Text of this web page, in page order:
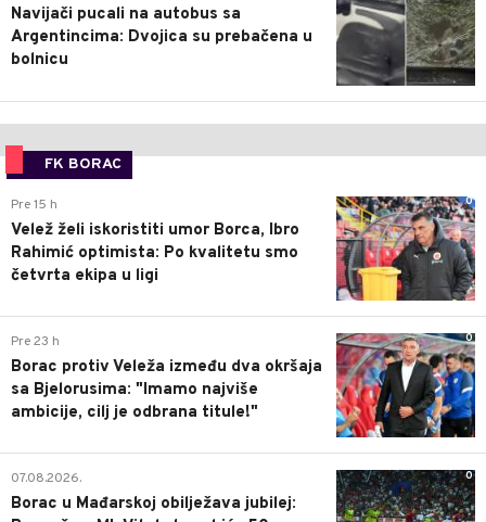
Navijači pucali na autobus sa
Argentincima: Dvojica su prebačena u
bolnicu
FK BORAC
0
Pre 15 h
Velež želi iskoristiti umor Borca, Ibro
Rahimić optimista: Po kvalitetu smo
četvrta ekipa u ligi
0
Pre 23 h
Borac protiv Veleža između dva okršaja
sa Bjelorusima: "Imamo najviše
ambicije, cilj je odbrana titule!"
0
07.08.2026.
Borac u Mađarskoj obilježava jubilej: